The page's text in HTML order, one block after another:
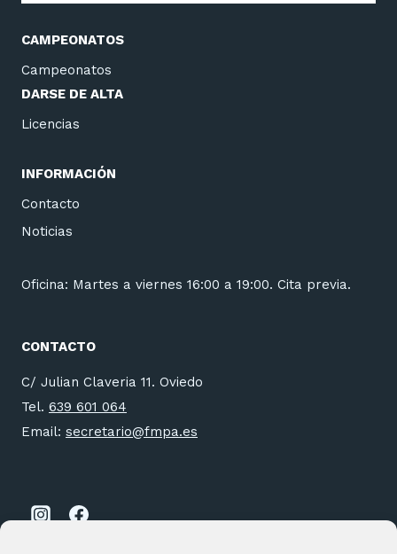
CAMPEONATOS
Campeonatos
DARSE DE ALTA
Licencias
INFORMACIÓN
Contacto
Noticias
Oficina: Martes a viernes 16:00 a 19:00. Cita previa.
CONTACTO
C/ Julian Claveria 11. Oviedo
Tel. 639 601 064
Email: secretario@fmpa.es